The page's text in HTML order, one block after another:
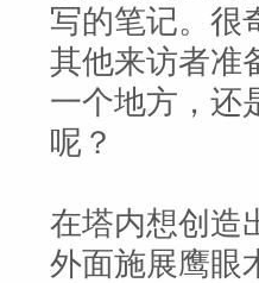
写的笔记。很
其他来访者准
一个地方，还
呢？
在塔内想创造
外面施展鹰眼